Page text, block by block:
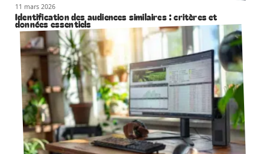
11 mars 2026
Identification des audiences similaires : critères et
données essentiels